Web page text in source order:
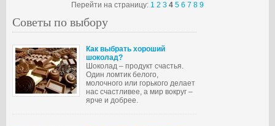
Перейти на страницу: 1 2 3 4 5 6 7 8 9
Советы по выбору
Как выбрать хороший
шоколад?
Шоколад – продукт счастья.
Один ломтик белого,
молочного или горького делает
нас счастливее, а мир вокруг –
ярче и добрее.